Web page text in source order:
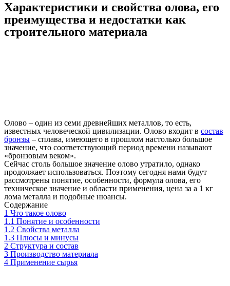
Характеристики и свойства олова, его
преимущества и недостатки как
строительного материала
Олово – один из семи древнейших металлов, то есть,
известных человеческой цивилизации. Олово входит в состав
бронзы – сплава, имеющего в прошлом настолько большое
значение, что соответствующий период времени называют
«бронзовым веком».
Сейчас столь большое значение олово утратило, однако
продолжает использоваться. Поэтому сегодня нами будут
рассмотрены понятие, особенности, формула олова, его
техническое значение и области применения, цена за а 1 кг
лома металла и подобные нюансы.
Содержание
1 Что такое олово
1.1 Понятие и особенности
1.2 Свойства металла
1.3 Плюсы и минусы
2 Структура и состав
3 Производство материала
4 Применение сырья